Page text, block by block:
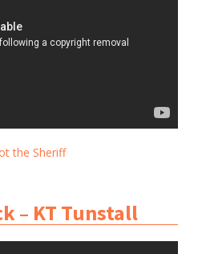
the Sheriff
– KT Tunstall